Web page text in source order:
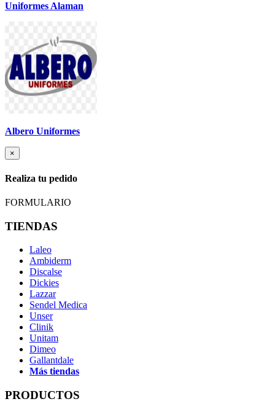
Uniformes Alaman
Albero Uniformes
×
Realiza tu pedido
FORMULARIO
TIENDAS
Laleo
Ambiderm
Discalse
Dickies
Lazzar
Sendel Medica
Unser
Clinik
Unitam
Dimeo
Gallantdale
Más tiendas
PRODUCTOS